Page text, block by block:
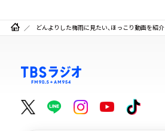
どんよりした梅雨に見たい、ほっこり動画を紹介